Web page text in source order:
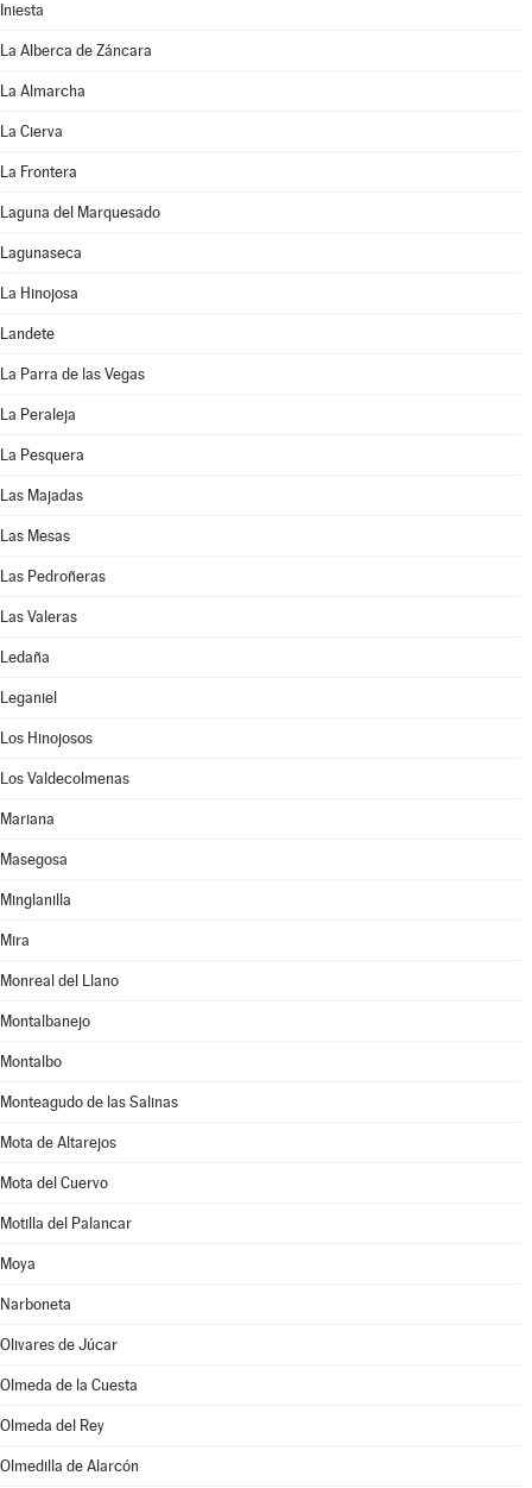
Iniesta
La Alberca de Záncara
La Almarcha
La Cierva
La Frontera
Laguna del Marquesado
Lagunaseca
La Hinojosa
Landete
La Parra de las Vegas
La Peraleja
La Pesquera
Las Majadas
Las Mesas
Las Pedroñeras
Las Valeras
Ledaña
Leganiel
Los Hinojosos
Los Valdecolmenas
Mariana
Masegosa
Minglanilla
Mira
Monreal del Llano
Montalbanejo
Montalbo
Monteagudo de las Salinas
Mota de Altarejos
Mota del Cuervo
Motilla del Palancar
Moya
Narboneta
Olivares de Júcar
Olmeda de la Cuesta
Olmeda del Rey
Olmedilla de Alarcón